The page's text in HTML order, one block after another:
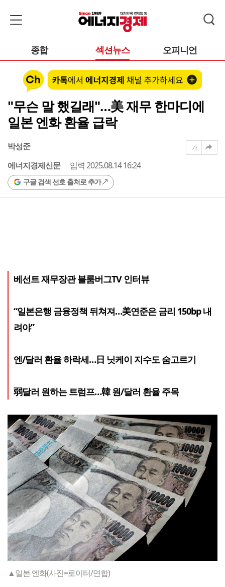
종합 섹션뉴스 오피니언
"무슨 말 했길래"…美 재무 한마디에
일본 엔화 환율 급락
박성준
에너지경제신문
입력 2025.08.14 16:24
구글 검색 선호 출처로 추가
가
베선트 재무장관 블룸버그TV 인터뷰
“일본은행 금융정책 뒤쳐져…美연준은 금리 150bp 내
려야”
엔/달러 환율 하락세…日 닛케이 지수도 숨고르기
弱달러 원하는 트럼프…韓 원/달러 환율 주목
▲일본 엔화(사진=로이터/연합)